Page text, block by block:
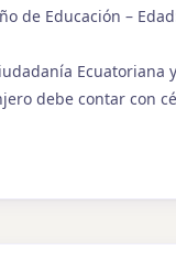
de Educación –
Ecuatoriana
debe contar con